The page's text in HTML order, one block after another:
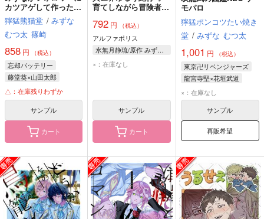
カツアゲして作った
本。※二遊間ヤマ編
【オマケ付き版】
獰猛熊猫堂 / みずな
むつ太 篠崎
858 円 （税込）
忘却バッテリー
藤堂葵×山田太郎
藤堂葵
山田太郎
千早瞬平
△：在庫残りわずか
サンプル
カート
育てしながら冒険者し
792 円 （税込）
アルファポリス
水無月静琉/原作 みずなともみ/漫画 やまかわ/キャラクター原案
×：在庫なし
サンプル
カート
モパロ
獰猛ポンコツたい焼き
堂 / みずな むつ太
1,001 円 （税込）
東京卍リベンジャーズ
龍宮寺堅×花垣武道
龍宮寺堅
花垣武道
×：在庫なし
サンプル
再販希望